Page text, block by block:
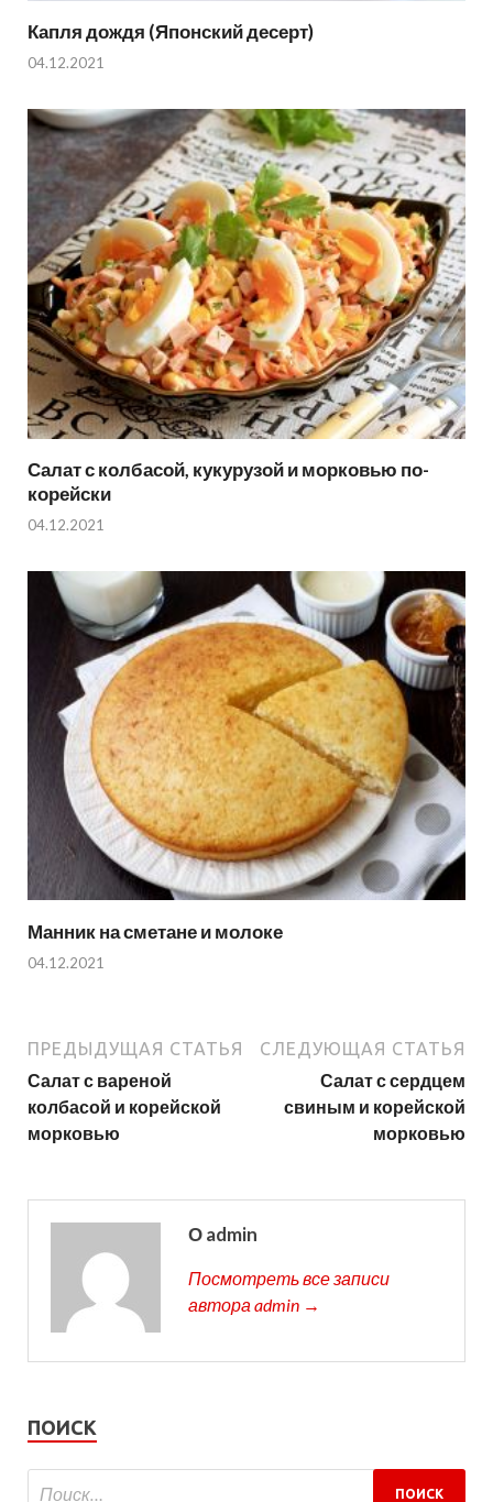
Капля дождя (Японский десерт)
04.12.2021
Салат с колбасой, кукурузой и морковью по-
корейски
04.12.2021
Манник на сметане и молоке
04.12.2021
ПРЕДЫДУЩАЯ СТАТЬЯ
Салат с вареной
колбасой и корейской
морковью
СЛЕДУЮЩАЯ СТАТЬЯ
Салат с сердцем
свиным и корейской
морковью
О admin
Посмотреть все записи
автора admin →
ПОИСК